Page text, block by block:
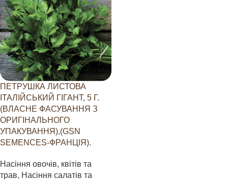
ПЕТРУШКА ЛИСТОВА
ІТАЛІЙСЬКИЙ ГІГАНТ, 5 Г.
(ВЛАСНЕ ФАСУВАННЯ З
ОРИГІНАЛЬНОГО
УПАКУВАННЯ),(GSN
SEMENCES-ФРАНЦІЯ).
Насіння овочів, квітів та
трав, Насіння салатів та